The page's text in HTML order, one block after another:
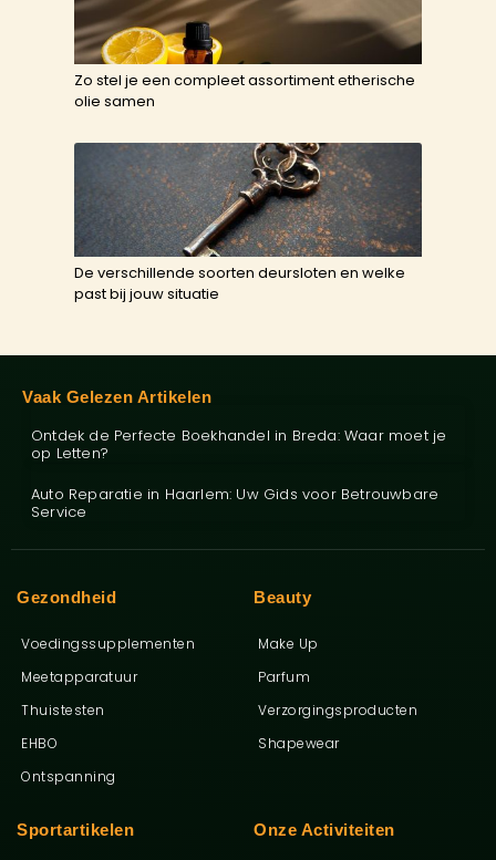
Zo stel je een compleet assortiment etherische
olie samen
De verschillende soorten deursloten en welke
past bij jouw situatie
Onze Activiteiten
Sportartikelen
Beauty
Make Up
Parfum
Verzorgingsproducten
Shapewear
Gezondheid
Voedingssupplementen
Meetapparatuur
Thuistesten
EHBO
Ontspanning
Vaak Gelezen Artikelen
Ontdek de Perfecte Boekhandel in Breda: Waar moet je
op Letten?
Auto Reparatie in Haarlem: Uw Gids voor Betrouwbare
Service